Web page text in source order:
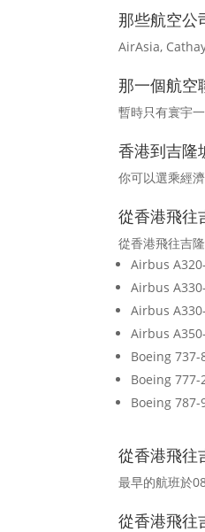
那些航空公
AirAsia,
那一個航空
暫時只有寰宇
香港到吉隆
你可以選乘經
從香港飛往
從香港飛往吉
Airbus
Airbus
Airbus
Airbus
Boeing 737-
Boeing 777-
Boeing 787-
從香港飛往
最早的航班於
從香港飛往